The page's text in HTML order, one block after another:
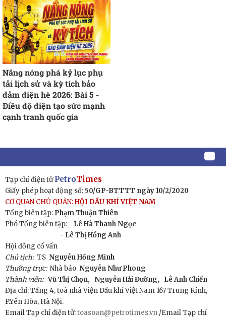
Nắng nóng phá kỷ lục phụ
tải lịch sử và kỳ tích bảo
đảm điện hè 2026: Bài 5 -
Điều độ điện tạo sức mạnh
cạnh tranh quốc gia
Tạp chí điện tửPetroTimes
Giấy phép hoạt động số: 50/GP-BTTTT ngày 10/2/2020
CƠ QUAN CHỦ QUẢN:HỘI DẦU KHÍ VIỆT NAM
Tổng biên tập: Phạm Thuận Thiên
Phó Tổng biên tập: - Lê Hà Thanh Ngọc
- Lê Thị Hồng Anh
Hội đồng cố vấn
Chủ tịch:TS Nguyễn Hồng Minh
Thường trực: Nhà báo Nguyễn Như Phong
Thành viên: Vũ Thị Chọn, Nguyễn Hải Đường,
Lê Anh Chiến
Địa chỉ: Tầng 4, toà nhà Viện Dầu khí Việt Nam 167 Trung Kính,
P.Yên Hòa, Hà Nội.
Email Tạp chí điện tử:toasoan@petrotimes.vn /Email Tạp chí